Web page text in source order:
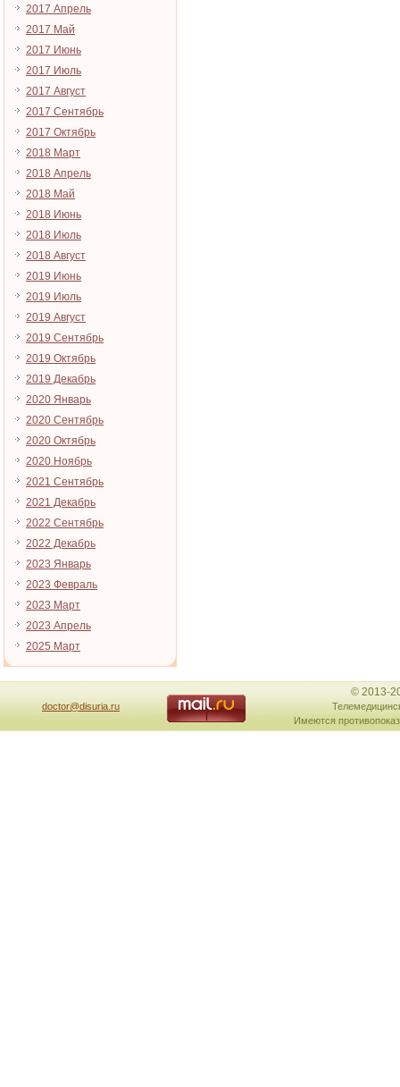
2017 Апрель
2017 Май
2017 Июнь
2017 Июль
2017 Август
2017 Сентябрь
2017 Октябрь
2018 Март
2018 Апрель
2018 Май
2018 Июнь
2018 Июль
2018 Август
2019 Июнь
2019 Июль
2019 Август
2019 Сентябрь
2019 Октябрь
2019 Декабрь
2020 Январь
2020 Сентябрь
2020 Октябрь
2020 Ноябрь
2021 Сентябрь
2021 Декабрь
2022 Сентябрь
2022 Декабрь
2023 Январь
2023 Февраль
2023 Март
2023 Апрель
2025 Март
doctor@disuria.ru
© 2013-
Имеются